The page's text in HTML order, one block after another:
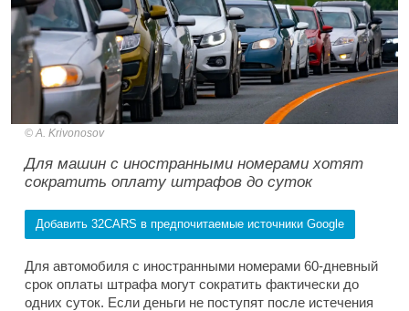
A. Krivonosov
Для машин с иностранными номерами хотят
сократить оплату штрафов до суток
Добавить 32CARS в предпочитаемые источники Google
Для автомобиля с иностранными номерами 60-дневный
срок оплаты штрафа могут сократить фактически до
одних суток. Если деньги не поступят после истечения